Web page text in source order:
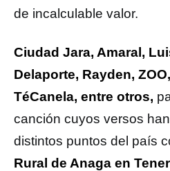
de incalculable valor.
Ciudad Jara, Amaral,
Delaporte, Rayden,
TéCanela, entre otros,
canción cuyos versos
distintos puntos del país
Rural de Anaga en